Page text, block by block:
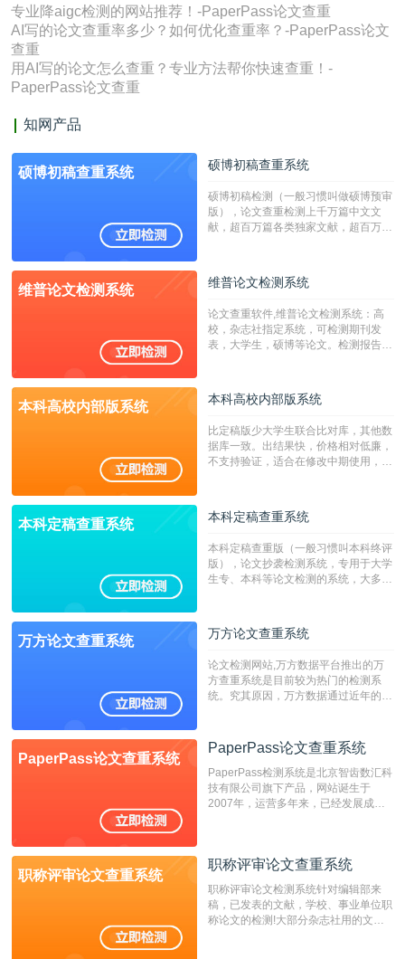
专业降aigc检测的网站推荐！-PaperPass论文查重
AI写的论文查重率多少？如何优化查重率？-PaperPass论文
查重
用AI写的论文怎么查重？专业方法帮你快速查重！-
PaperPass论文查重
知网产品
硕博初稿查重系统 硕博初稿查重系统
硕博初稿检测（一般习惯叫做硕博预审
版），论文查重检测上千万篇中文文
献，超百万篇各类独家文献，超百万港
校用来检测硕博论文的系统，检测范围
广，数据来源真实，检测算法合理!本
字符数30万）
维普论文检测系统 维普论文检测系统
论文查重软件,维普论文检测系统：高
校，杂志社指定系统，可检测期刊发
表，大学生，硕博等论文。检测报告支
本科高校内部版系统 本科高校内部版系统
比定稿版少大学生联合比对库，其他数
据库一致。出结果快，价格相对低廉，
不支持验证，适合在修改中期使用，定
本科定稿查重系统 本科定稿查重系统
本科定稿查重版（一般习惯叫本科终评
版），论文抄袭检测系统，专用于大学
生专、本科等论文检测的系统，大多数
万方论文查重系统 万方论文查重系统
论文检测网站,万方数据平台推出的万
方查重系统是目前较为热门的检测系
统。究其原因，万方数据通过近年的发
检测系统，其真实性和权威性无可厚
非。其次，相对于知网而言，万方检测
费用少，上手容易，是学生初次论文查
重的推荐系统。
PaperPass论文查重系统
PaperPass论文查重系统
PaperPass检测系统是北京智齿数汇科
技有限公司旗下产品，网站诞生于
2007年，运营多年来，已经发展成为
检测速度快、精度高，市场反映良好。
职称评审论文查重系统
职称评审论文查重系统
职称评审论文检测系统针对编辑部来
稿，已发表的文献，学校、事业单位职
称论文的检测!大部分杂志社用的文献